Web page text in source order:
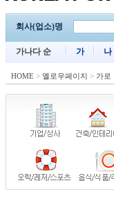
회사(업소)명
가나다 순 가 나
HOME > 옐로우페이지 > 가로